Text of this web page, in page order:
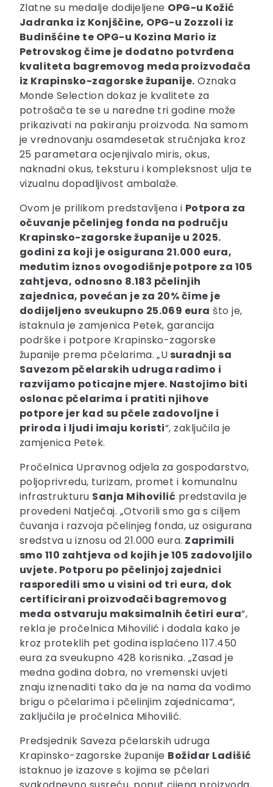
Zlatne su medalje dodijeljene OPG-u Kožić
Jadranka iz Konjščine, OPG-u Zozzoli iz
Budinšćine te OPG-u Kozina Mario iz
Petrovskog čime je dodatno potvrđena
kvaliteta bagremovog meda proizvođača
iz Krapinsko-zagorske županije. Oznaka
Monde Selection dokaz je kvalitete za
potrošača te se u naredne tri godine može
prikazivati na pakiranju proizvoda. Na samom
je vrednovanju osamdesetak stručnjaka kroz
25 parametara ocjenjivalo miris, okus,
naknadni okus, teksturu i kompleksnost ulja te
vizualnu dopadljivost ambalaže.
Ovom je prilikom predstavljena i Potpora za
očuvanje pčelinjeg fonda na području
Krapinsko-zagorske županije u 2025.
godini za koji je osigurana 21.000 eura,
međutim iznos ovogodišnje potpore za 105
zahtjeva, odnosno 8.183 pčelinjih
zajednica, povećan je za 20% čime je
dodijeljeno sveukupno 25.069 eura što je,
istaknula je zamjenica Petek, garancija
podrške i potpore Krapinsko-zagorske
županije prema pčelarima. „U suradnji sa
Savezom pčelarskih udruga radimo i
razvijamo poticajne mjere. Nastojimo biti
oslonac pčelarima i pratiti njihove
potpore jer kad su pčele zadovoljne i
priroda i ljudi imaju koristi“, zaključila je
zamjenica Petek.
Pročelnica Upravnog odjela za gospodarstvo,
poljoprivredu, turizam, promet i komunalnu
infrastrukturu Sanja Mihovilić predstavila je
provedeni Natječaj. „Otvorili smo ga s ciljem
čuvanja i razvoja pčelinjeg fonda, uz osigurana
sredstva u iznosu od 21.000 eura. Zaprimili
smo 110 zahtjeva od kojih je 105 zadovoljilo
uvjete. Potporu po pčelinjoj zajednici
rasporedili smo u visini od tri eura, dok
certificirani proizvođači bagremovog
meda ostvaruju maksimalnih četiri eura“,
rekla je pročelnica Mihovilić i dodala kako je
kroz proteklih pet godina isplaćeno 117.450
eura za sveukupno 428 korisnika. „Zasad je
medna godina dobra, no vremenski uvjeti
znaju iznenaditi tako da je na nama da vodimo
brigu o pčelarima i pčelinjim zajednicama“,
zaključila je pročelnica Mihovilić.
Predsjednik Saveza pčelarskih udruga
Krapinsko-zagorske županije Božidar Ladišić
istaknuo je izazove s kojima se pčelari